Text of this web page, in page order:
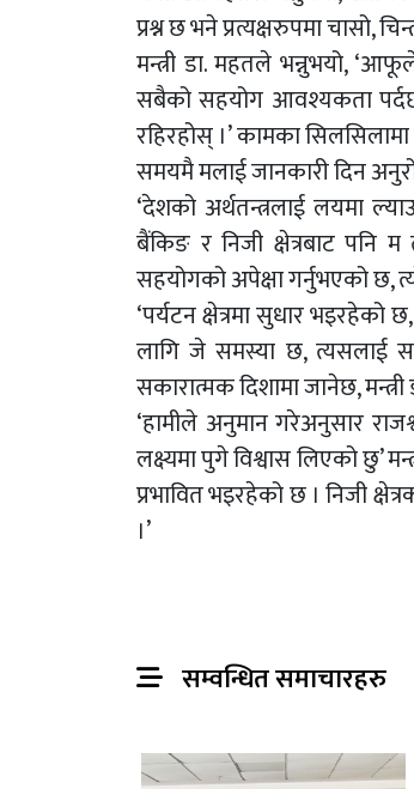
प्रश्न छ भने प्रत्यक्षरुपमा चासो,
मन्त्री डा. महतले भन्नुभयो,
सबैको सहयोग आवश्यकता
रहिरहोस् ।’ कामका
समयमै मलाई जानकारी दिन
‘देशको अर्थतन्त्रलाई लयमा
बैंकिङ र निजी क्षेत्रबाट पनि
सहयोगको अपेक्षा गर्नुभएको छ,
‘पर्यटन क्षेत्रमा सुधार भइरहेको
लागि जे समस्या छ, त्यसलाई
सकारात्मक दिशामा जानेछ,
‘हामीले अनुमान गरेअनुसार
लक्ष्यमा पुगे विश्वास लिएको छु’
प्रभावित भइरहेको छ । निजी
।’
सम्वन्धित समाचारहरु